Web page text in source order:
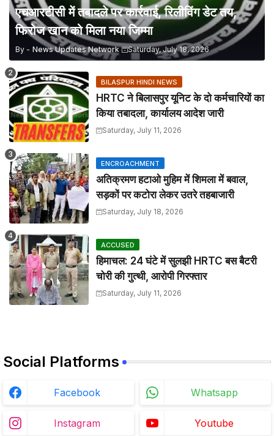
एचआरटीसी में तबादले पर कार्रवाई, रिलीविंग डेट तय,
फिरोज खान को मिला नया जिम्मा
By - News Updates Network Saturday, July 18, 2026
BILASPUR HINDI NEWS
HRTC ने बिलासपुर यूनिट के दो कर्मचारियों का
किया तबादला, कार्यालय आदेश जारी
Saturday, July 11, 2026
ENCROACHMENT
अतिक्रमण हटाओ मुहिम में शिमला में बवाल,
सड़कों पर कटोरा लेकर उतरे तहबाजारी
Saturday, July 18, 2026
ACCUSED
हिमाचल: 24 घंटे में सुलझी HRTC बस बैटरी
चोरी की गुत्थी, आरोपी गिरफ्तार
Saturday, July 11, 2026
Social Platforms
Facebook Whatsapp
Instagram Youtube